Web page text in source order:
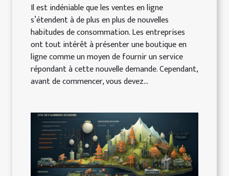
Il est indéniable que les ventes en ligne
s’étendent à de plus en plus de nouvelles
habitudes de consommation. Les entreprises
ont tout intérêt à présenter une boutique en
ligne comme un moyen de fournir un service
répondant à cette nouvelle demande. Cependant,
avant de commencer, vous devez...